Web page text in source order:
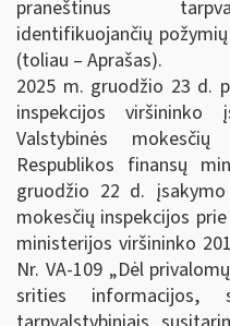
praneštinus
identifikuojančių
(toliau – Aprašas).
2025 m. gruodžio 23 d.
inspekcijos viršininko
Valstybinės
Respublikos finansų
gruodžio 22 d. įsakymo
mokesčių inspekcijos
ministerijos viršininko
Nr. VA-109 „Dėl
srities informacijos,